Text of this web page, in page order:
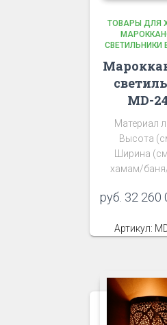
ТОВАРЫ ДЛЯ
СВЕТИЛЬНИКИ
MD-
Материал
Высота
Ширина
хамам/
руб. 32 260
Артикул: